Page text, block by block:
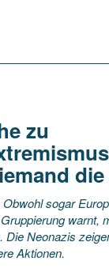
zu
Obwohl sogar
warnt,
Die Neonazis
Aktionen.